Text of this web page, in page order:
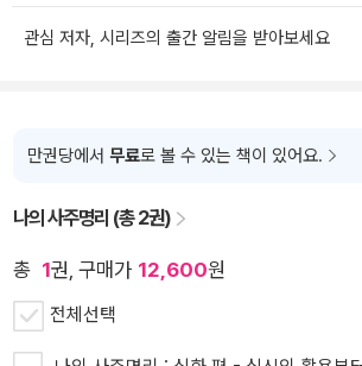
관심 저자, 시리즈의 출간 알림을 받아보세요
만권당에서 무료로 볼 수 있는 책이 있어요.
나의 사주명리 (총 2권)
총 1권, 구매가 12,600원
전체선택